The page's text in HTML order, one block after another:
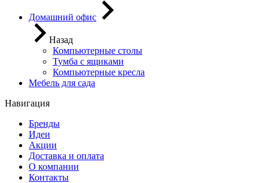
Домашний офис
Назад
Компьютерные столы
Тумба с ящиками
Компьютерные кресла
Мебель для сада
Навигация
Бренды
Идеи
Акции
Доставка и оплата
О компании
Контакты